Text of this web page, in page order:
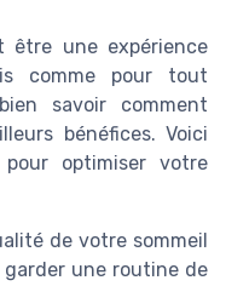
être une expérience
comme pour tout
savoir comment
bénéfices. Voici
optimiser votre
de votre sommeil
garder une routine de